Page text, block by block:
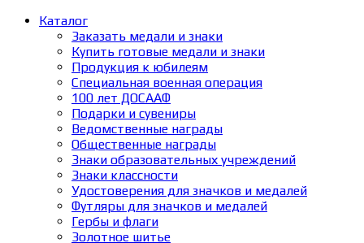
Каталог
Заказать медали и знаки
Купить готовые медали и знаки
Продукция к юбилеям
Специальная военная операция
100 лет ДОСААФ
Подарки и сувениры
Ведомственные награды
Общественные награды
Знаки образовательных учреждений
Знаки классности
Удостоверения для значков и медалей
Футляры для значков и медалей
Гербы и флаги
Золотное шитье